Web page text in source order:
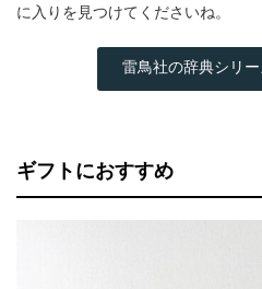
に入りを見つけてくださいね。
雷鳥社の辞典シリ
ギフトにおすすめ